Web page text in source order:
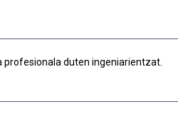
duten ingeniarientzat.